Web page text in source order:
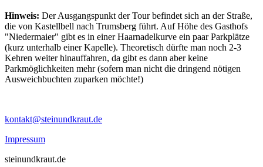
Hinweis: Der Ausgangspunkt der Tour befindet sich an der Straße,
die von Kastellbell nach Trumsberg führt. Auf Höhe des Gasthofs
"Niedermaier" gibt es in einer Haarnadelkurve ein paar Parkplätze
(kurz unterhalb einer Kapelle). Theoretisch dürfte man noch 2-3
Kehren weiter hinauffahren, da gibt es dann aber keine
Parkmöglichkeiten mehr (sofern man nicht die dringend nötigen
Ausweichbuchten zuparken möchte!)
kontakt@steinundkraut.de
Impressum
steinundkraut.de